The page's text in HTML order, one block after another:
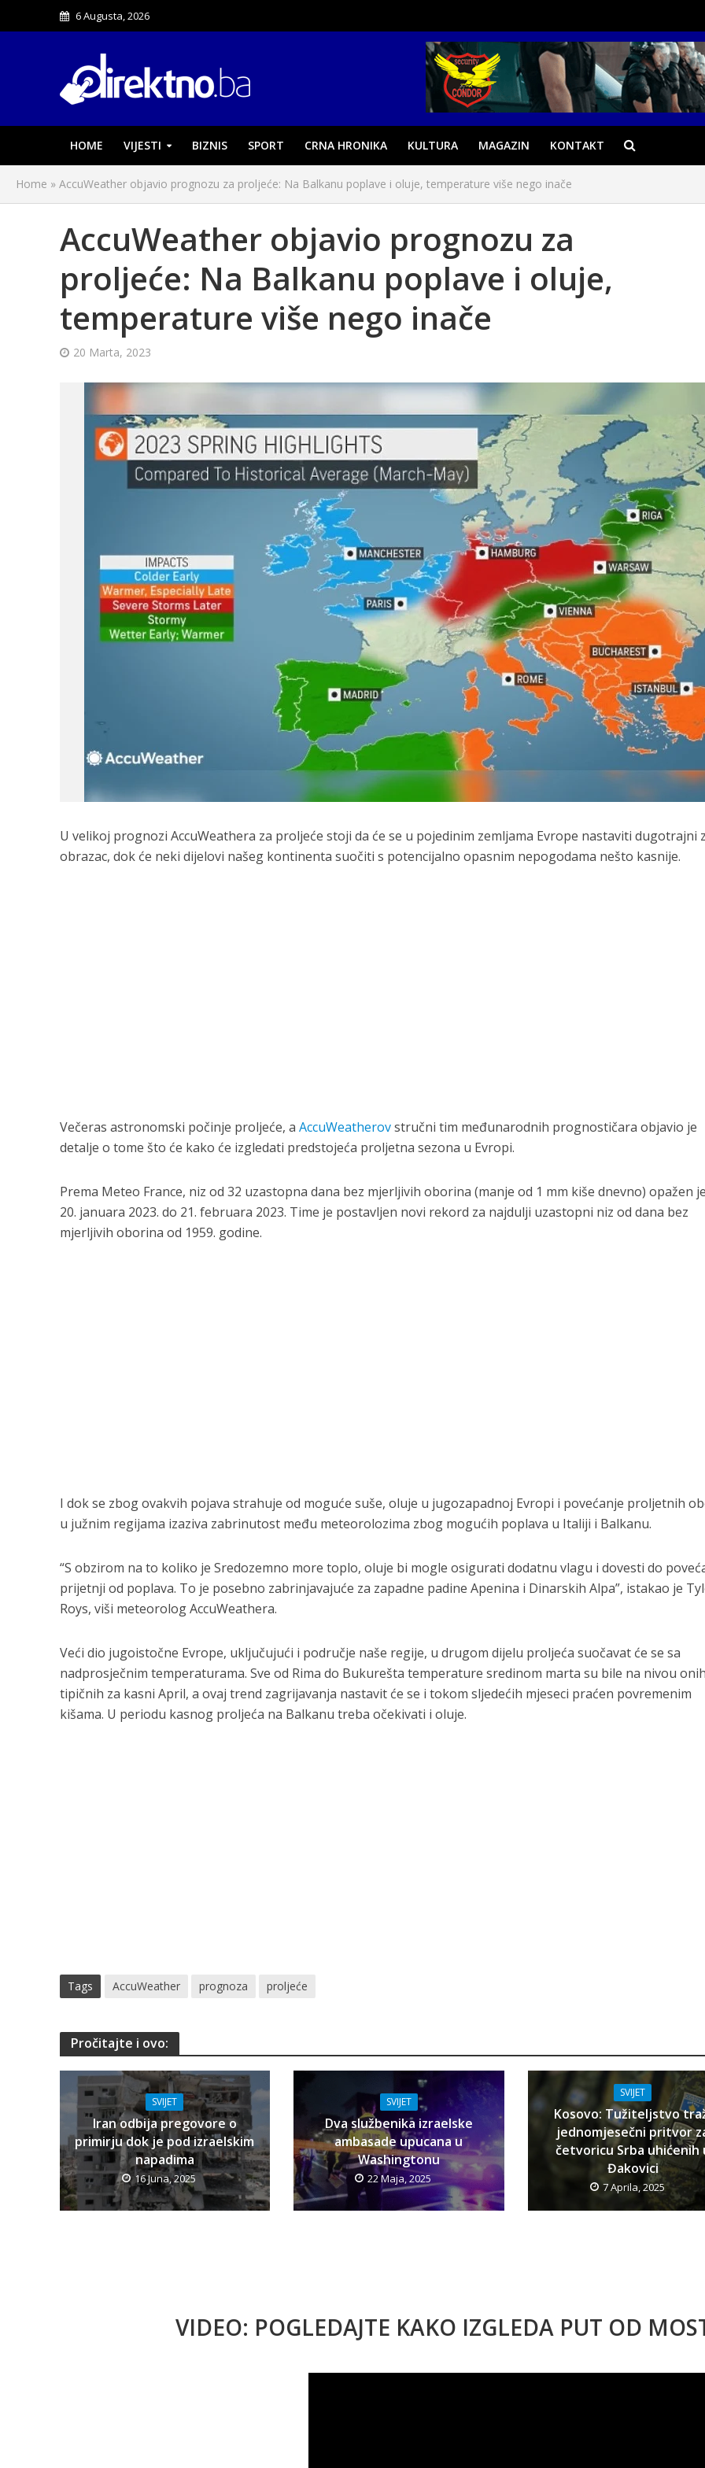
6 Augusta, 2026
HOME VIJESTI BIZNIS SPORT CRNA HRONIKA KULTURA MAGAZIN KONTAKT
Home » AccuWeather objavio prognozu za proljeće: Na Balkanu poplave i oluje, temperature više nego inače
AccuWeather objavio prognozu za
proljeće: Na Balkanu poplave i oluje,
temperature više nego inače
20 Marta, 2023
U velikoj prognozi AccuWeathera za proljeće stoji da će se u pojedinim zemljama Evrope nastaviti dugotrajni
obrazac, dok će neki dijelovi našeg kontinenta suočiti s potencijalno opasnim nepogodama nešto kasnije.
Večeras astronomski počinje proljeće, a AccuWeatherovstručni tim međunarodnih prognostičara objavio je
detalje o tome što će kako će izgledati predstojeća proljetna sezona u Evropi.
Prema Meteo France, niz od 32 uzastopna dana bez mjerljivih oborina (manje od 1 mm kiše dnevno) opažen
20. januara 2023. do 21. februara 2023. Time je postavljen novi rekord za najdulji uzastopni niz od dana bez
mjerljivih oborina od 1959. godine.
I dok se zbog ovakvih pojava strahuje od moguće suše, oluje u jugozapadnoj Evropi i povećanje proljetnih
u južnim regijama izaziva zabrinutost među meteorolozima zbog mogućih poplava u Italiji i Balkanu.
“S obzirom na to koliko je Sredozemno more toplo, oluje bi mogle osigurati dodatnu vlagu i dovesti do
prijetnji od poplava. To je posebno zabrinjavajuće za zapadne padine Apenina i Dinarskih Alpa”, istakao je
Roys, viši meteorolog AccuWeathera.
Veći dio jugoistočne Evrope, uključujući i područje naše regije, u drugom dijelu proljeća suočavat će se sa
nadprosječnim temperaturama. Sve od Rima do Bukurešta temperature sredinom marta su bile na nivou
tipičnih za kasni April, a ovaj trend zagrijavanja nastavit će se i tokom sljedećih mjeseci praćen povremenim
kišama. U periodu kasnog proljeća na Balkanu treba očekivati i oluje.
Tags AccuWeather prognoza proljeće
Pročitajte i ovo:
SVIJET
Iran odbija pregovore o
primirju dok je pod izraelskim
napadima
16 Juna, 2025
SVIJET
Dva službenika izraelske
ambasade upucana u
Washingtonu
22 Maja, 2025
SVIJET
Kosovo: Tužiteljstvo
jednomjesečni pritvor
četvoricu Srba uhićenih
Đakovici
7 Aprila, 2025
VIDEO: POGLEDAJTE KAKO IZGLEDA PUT OD